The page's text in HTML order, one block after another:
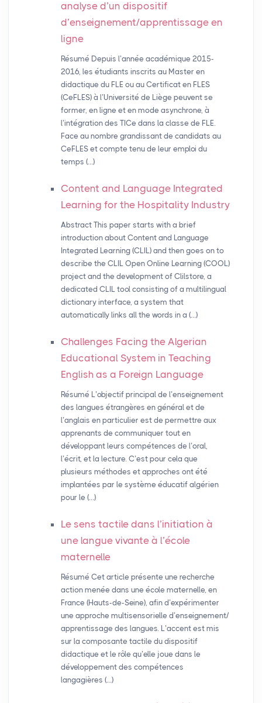
analyse d’un dispositif
d’enseignement/apprentissage en
ligne
Résumé Depuis l’année académique 2015-
2016, les étudiants inscrits au Master en
didactique du FLE ou au Certificat en FLES
(CeFLES) à l’Université de Liège peuvent se
former, en ligne et en mode asynchrone, à
l’intégration des TICe dans la classe de FLE.
Face au nombre grandissant de candidats au
CeFLES et compte tenu de leur emploi du
temps (…)
Content and Language Integrated
Learning for the Hospitality Industry
Abstract This paper starts with a brief
introduction about Content and Language
Integrated Learning (CLIL) and then goes on to
describe the CLIL Open Online Learning (COOL)
project and the development of Clilstore, a
dedicated CLIL tool consisting of a multilingual
dictionary interface, a system that
automatically links all the words in a (…)
Challenges Facing the Algerian
Educational System in Teaching
English as a Foreign Language
Résumé L’objectif principal de l’enseignement
des langues étrangères en général et de
l’anglais en particulier est de permettre aux
apprenants de communiquer tout en
développant leurs compétences de l’oral,
l’écrit, et la lecture. C’est pour cela que
plusieurs méthodes et approches ont été
implantées par le système éducatif algérien
pour le (…)
Le sens tactile dans l’initiation à
une langue vivante à l’école
maternelle
Résumé Cet article présente une recherche
action menée dans une école maternelle, en
France (Hauts-de-Seine), afin d’expérimenter
une approche multisensorielle d’enseignement/
apprentissage des langues. L’accent est mis
sur la composante tactile du dispositif
didactique et le rôle qu’elle joue dans le
développement des compétences
langagières (…)